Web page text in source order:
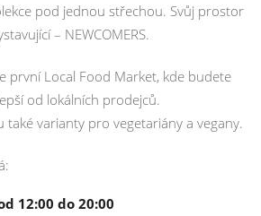
pod jednou střechou. Svůj prostor
– NEWCOMERS.
první Local Food Market, kde budete
od lokálních prodejců.
také varianty pro vegetariány a vegany.
12:00 do 20:00